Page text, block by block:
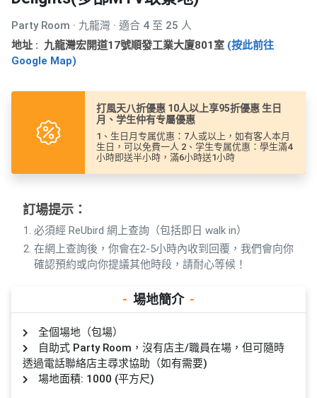
品
分
類
y
o
o
m
美
食
特
色
搞
P
a
友
聚
會
攻
略
Party Room · 九龍灣 · 適合 4 至 25 人
地址 : 九龍灣宏開道17號順發工業大廈801室 (按此前往
Google Map)
打風天八折優惠 10人以上享95折優惠 生日
月、学生仲有专屬優惠
1、生日月专属优惠：7人或以上，如有客人本月
生日，可以免費一人 2、学生专属优惠：學生滿4
小時即送半小時，滿6小時送1小時
訂場提示：
必須經 ReUbird 網上查詢（包括即日 walk in）
在網上查詢後，你會在2-5小時內收到回覆，我們會向你
確認預約或向你提議其他時段，請耐心等候！
- 場地簡介 -
全個場地（包場）
自助式 Party Room，沒有店主/職員在場，但可隨時
透過電話聯絡店主尋求協助（如有需要)
場地面積: 1000 (平方尺)